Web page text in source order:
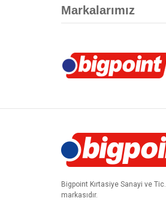
Markalarımız
Bigpoint Kırtasiye Sanayi ve
markasıdır.